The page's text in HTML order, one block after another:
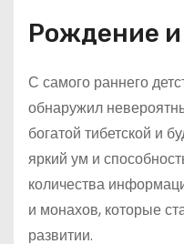
Рождение и
С самого раннего
обнаружил
богатой тибетской и
яркий ум и
количества
и монахов, которые
развитии.